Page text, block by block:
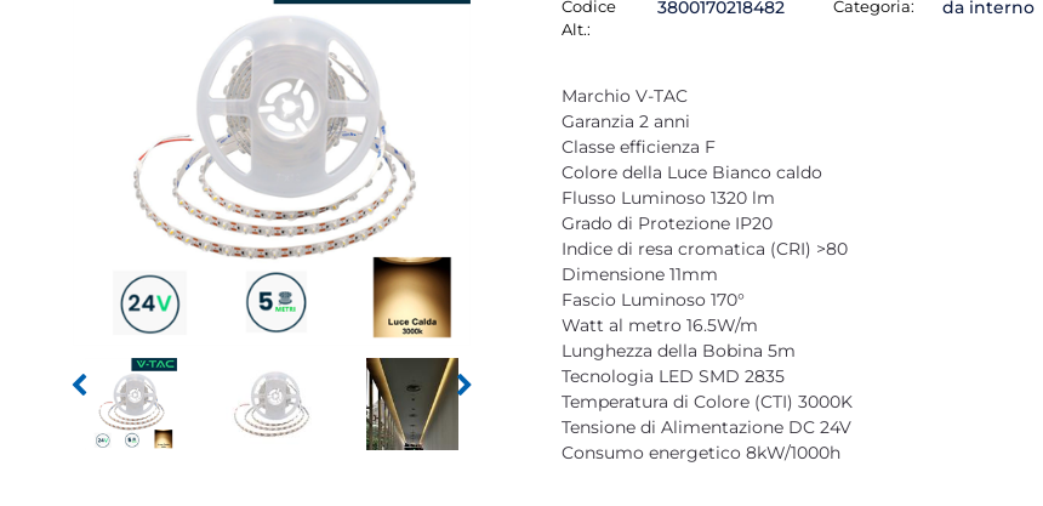
Codice
Alt.:
3800170218482 Categoria: da interno
Marchio V-TAC
Garanzia 2 anni
Classe efficienza F
Colore della Luce Bianco caldo
Flusso Luminoso 1320 lm
Grado di Protezione IP20
Indice di resa cromatica (CRI) >80
Dimensione 11mm
Fascio Luminoso 170°
Watt al metro 16.5W/m
Lunghezza della Bobina 5m
Tecnologia LED SMD 2835
Temperatura di Colore (CTI) 3000K
Tensione di Alimentazione DC 24V
Consumo energetico 8kW/1000h